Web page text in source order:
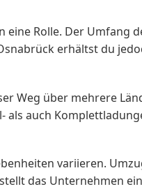
eine Rolle. Der Umfang
erhältst du
Weg über mehrere
als auch
variieren.
das Unternehmen